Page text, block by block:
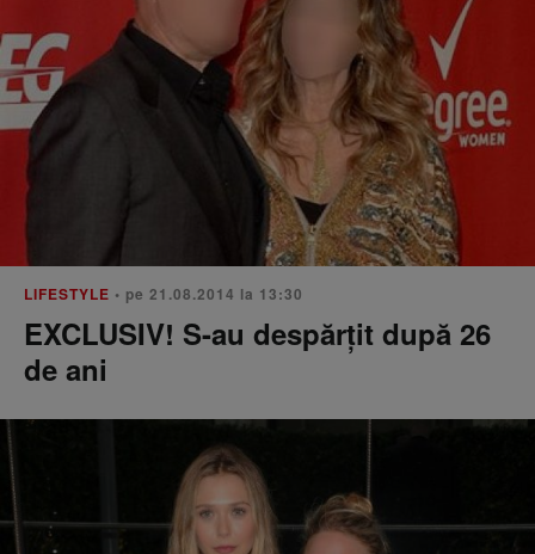
LIFESTYLE • pe 21.08.2014 la 13:30
EXCLUSIV! S-au despărțit după 26
de ani